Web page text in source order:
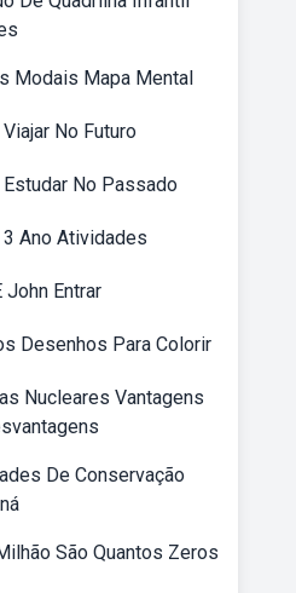
Modais Mapa Mental
No Futuro
No Passado
Ano Atividades
John Entrar
Desenhos Para Colorir
Nucleares Vantagens
De Conservação
São Quantos Zeros